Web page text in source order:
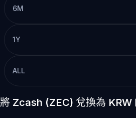
6M
1Y
ALL
將 Zcash (ZEC) 兌換為 KRW